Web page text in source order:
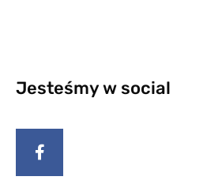
Jesteśmy w social